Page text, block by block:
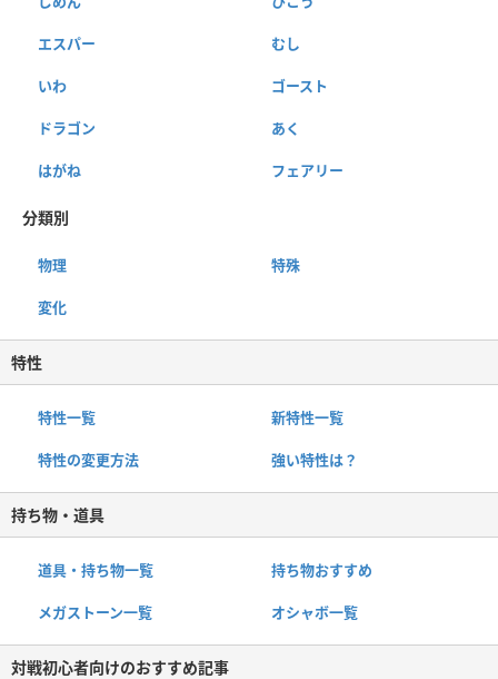
エスパー むし
いわ ゴースト
ドラゴン あく
はがね フェアリー
分類別
物理 特殊
変化
特性
特性一覧 新特性一覧
特性の変更方法 強い特性は？
持ち物・道具
道具・持ち物一覧 持ち物おすすめ
メガストーン一覧 オシャボ一覧
対戦初心者向けのおすすめ記事